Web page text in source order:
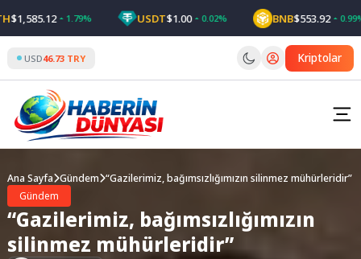
to
content
1.79% USDT$1.00 0.02% BNB$553.92 0.99%
USD46.73 TRY Kriptolar
Ana Sayfa Gündem “Gazilerimiz, bağımsızlığımızın silinmez mühürleridir”
Gündem
“Gazilerimiz, bağımsızlığımızın
silinmez mühürleridir”